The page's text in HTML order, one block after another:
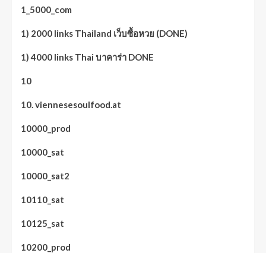
1_5000_com
1) 2000 links Thailand เว็บซื้อหวย (DONE)
1) 4000 links Thai บาคาร่า DONE
10
10. viennesesoulfood.at
10000_prod
10000_sat
10000_sat2
10110_sat
10125_sat
10200_prod